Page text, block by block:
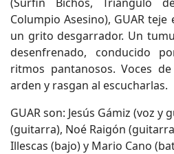
Columpio Asesino), GUAR
un grito desgarrador. Un
desenfrenado, conducido
ritmos pantanosos. Voces
arden y rasgan al escucharlas.
GUAR son: Jesús Gámiz (voz y
(guitarra), Noé Raigón
Illescas (bajo) y Mario Cano